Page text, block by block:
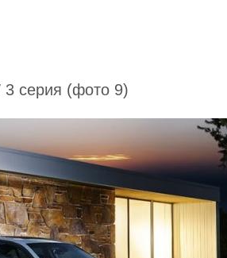
3 серия (фото 9)